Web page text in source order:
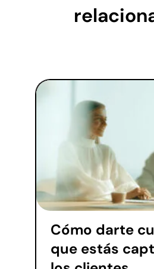
Cómo darte
que estás